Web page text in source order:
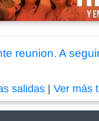
reunion. A
salidas |Ver más